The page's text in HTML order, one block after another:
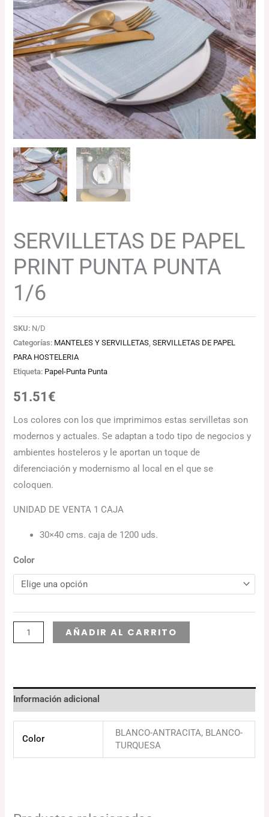
SERVILLETAS DE PAPEL
PRINT PUNTA PUNTA
1/6
SKU: N/D
Categorías: MANTELES Y SERVILLETAS ,SERVILLETAS DE PAPEL
PARA HOSTELERIA
Etiqueta: Papel-Punta Punta
51.51 €
Los colores con los que imprimimos estas servilletas son
modernos y actuales. Se adaptan a todo tipo de negocios y
ambientes hosteleros y le aportan un toque de
diferenciación y modernismo al local en el que se
coloquen.
UNIDAD DE VENTA 1 CAJA
30×40 cms. caja de 1200 uds.
Color
cantidad
AÑADIR AL CARRITO
Información adicional
Color
BLANCO-ANTRACITA, BLANCO-
TURQUESA